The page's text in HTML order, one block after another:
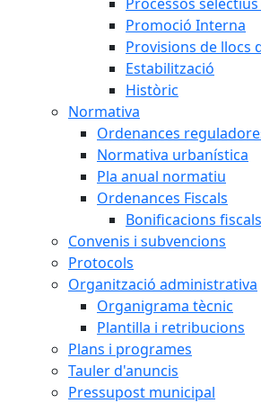
Promoció Interna
Provisions de llocs
Estabilització
Històric
Normativa
Ordenances
Normativa urbanística
Pla anual normatiu
Ordenances Fiscals
Bonificacions fiscals
Convenis i subvencions
Protocols
Organització administrativa
Organigrama tècnic
Plantilla i retribucions
Plans i programes
Tauler d'anuncis
Pressupost municipal